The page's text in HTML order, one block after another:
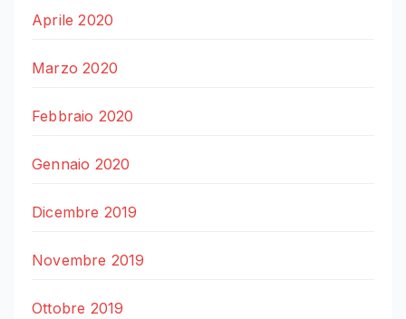
Aprile 2020
Marzo 2020
Febbraio 2020
Gennaio 2020
Dicembre 2019
Novembre 2019
Ottobre 2019